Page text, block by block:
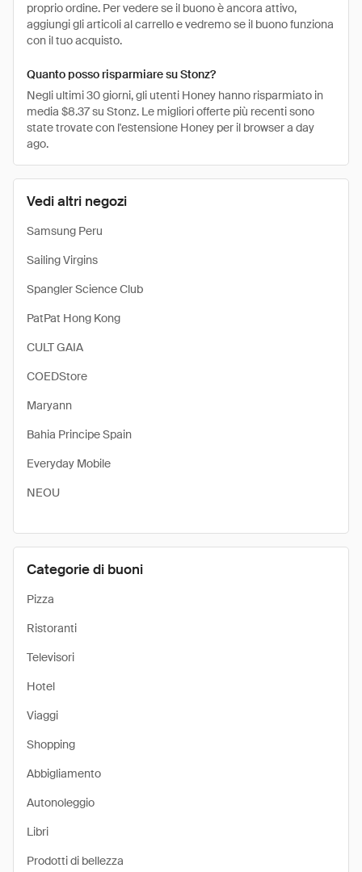
Vedi altri negozi
Samsung Peru
Sailing Virgins
Spangler Science Club
PatPat Hong Kong
CULT GAIA
COEDStore
Maryann
Bahia Principe Spain
Everyday Mobile
NEOU
Categorie di buoni
Pizza
Ristoranti
Televisori
Hotel
Viaggi
Shopping
Abbigliamento
Autonoleggio
Libri
Prodotti di bellezza
proprio ordine. Per vedere se il buono è ancora attivo,
aggiungi gli articoli al carrello e vedremo se il buono funziona
con il tuo acquisto.
Quanto posso risparmiare su Stonz?
Negli ultimi 30 giorni, gli utenti Honey hanno risparmiato in
media $8.37 su Stonz. Le migliori offerte più recenti sono
state trovate con l'estensione Honey per il browser a day
ago.